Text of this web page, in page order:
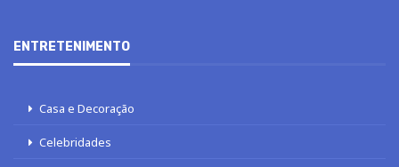
ENTRETENIMENTO
Casa e Decoração
Celebridades